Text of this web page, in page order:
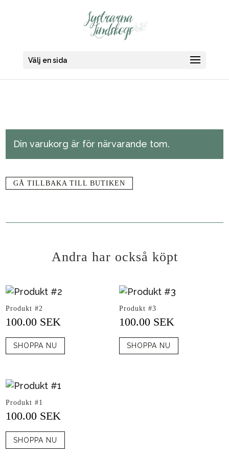
Välj en sida
Din varukorg är för närvarande tom.
GÅ TILLBAKA TILL BUTIKEN
Andra har också köpt
Produkt #2
100.00 SEK
SHOPPA NU
Produkt #3
100.00 SEK
SHOPPA NU
Produkt #1
100.00 SEK
SHOPPA NU